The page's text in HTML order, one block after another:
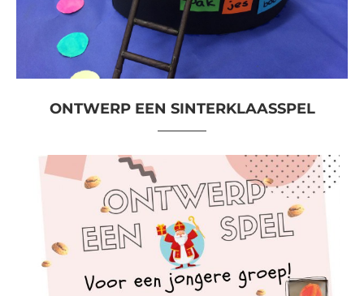
ONTWERP EEN SINTERKLAASSPEL